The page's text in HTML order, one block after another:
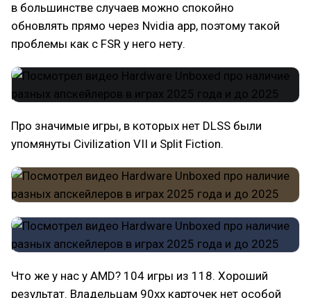
в большинстве случаев можно спокойно
обновлять прямо через Nvidia app, поэтому такой
проблемы как с FSR у него нету.
Про значимые игры, в которых нет DLSS были
упомянуты Civilization VII и Split Fiction.
Что же у нас у AMD? 104 игры из 118. Хороший
результат. Владельцам 90хх карточек нет особой